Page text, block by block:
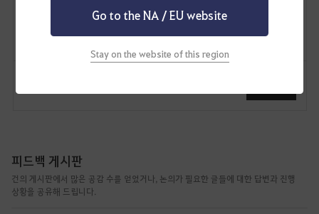
Go to the NA / EU website
Stay on the website of this region
빠뿌아님
피드백 게시판
건의 게시판에서 많은 공감 수를 얻었거나, 논의가 필요한 글들에 대한 답변과 진행
상황을 공유해 드립니다.